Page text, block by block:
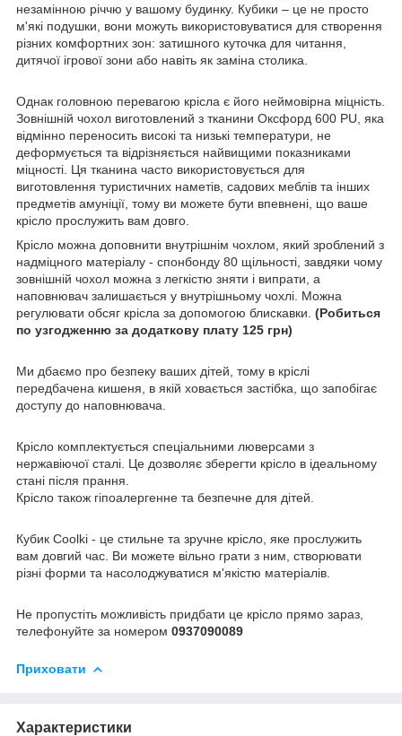
незамінною річчю у вашому будинку. Кубики – це не просто
м'які подушки, вони можуть використовуватися для створення
різних комфортних зон: затишного куточка для читання,
дитячої ігрової зони або навіть як заміна столика.
Однак головною перевагою крісла є його неймовірна міцність.
Зовнішній чохол виготовлений з тканини Оксфорд 600 PU, яка
відмінно переносить високі та низькі температури, не
деформується та відрізняється найвищими показниками
міцності. Ця тканина часто використовується для
виготовлення туристичних наметів, садових меблів та інших
предметів амуніції, тому ви можете бути впевнені, що ваше
крісло прослужить вам довго.
Крісло можна доповнити внутрішнім чохлом, який зроблений з
надміцного матеріалу - спонбонду 80 щільності, завдяки чому
зовнішній чохол можна з легкістю зняти і випрати, а
наповнювач залишається у внутрішньому чохлі. Можна
регулювати обсяг крісла за допомогою блискавки. (Робиться
по узгодженню за додаткову плату 125 грн)
Ми дбаємо про безпеку ваших дітей, тому в кріслі
передбачена кишеня, в якій ховається застібка, що запобігає
доступу до наповнювача.
Крісло комплектується спеціальними люверсами з
нержавіючої сталі. Це дозволяє зберегти крісло в ідеальному
стані після прання.
Крісло також гіпоалергенне та безпечне для дітей.
Кубик Coolki - це стильне та зручне крісло, яке прослужить
вам довгий час. Ви можете вільно грати з ним, створювати
різні форми та насолоджуватися м'якістю матеріалів.
Не пропустіть можливість придбати це крісло прямо зараз,
телефонуйте за номером 0937090089
Приховати
Характеристики